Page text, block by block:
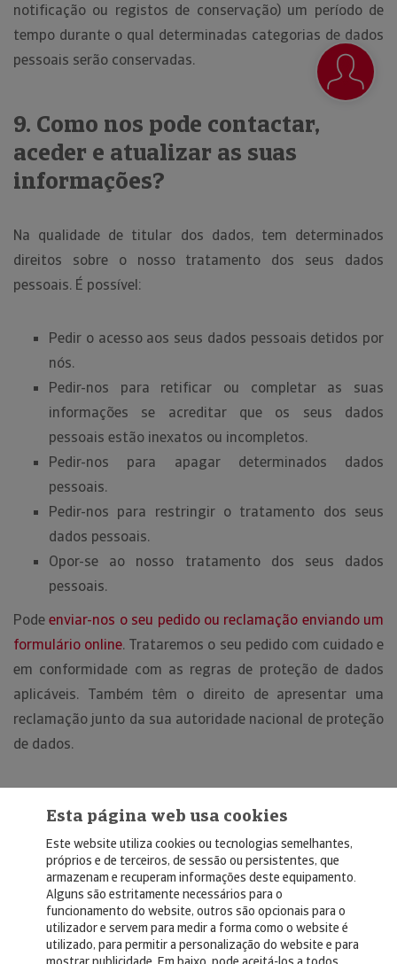
notificação ou registos de conservação) um período de
tempo durante o qual determinadas categorias de dados
pessoais serão conservadas.
9. Como nos pode contactar,
aceder e atualizar as suas
informações?
Na qualidade de titular dos dados, tem determinados
direitos sobre o nosso tratamento dos seus dados
pessoais. É possível:
Pedir o acesso aos seus dados pessoais detidos por
nós.
Pedir-nos para retificar ou completar as suas
informações se acreditar que os seus dados
pessoais estão inexatos ou incompletos.
Pedir-nos para apagar determinados dados
pessoais.
Pedir-nos para restringir o tratamento dos seus
dados pessoais.
Opor-se ao nosso tratamento dos seus dados
pessoais.
Podeenviar-nos o seu pedido ou reclamação enviando um
formulário online. Trataremos o seu pedido com cuidado e
em conformidade com as regras de proteção de dados
aplicáveis. Também têm o direito de apresentar uma
reclamação junto da sua autoridade nacional de proteção
de dados.
© Copyright 2026, Crédito y Caución
Aviso Legal
Esta página web usa cookies
Este website utiliza cookies ou tecnologias semelhantes,
próprios e de terceiros, de sessão ou persistentes, que
armazenam e recuperam informações deste equipamento.
Alguns são estritamente necessários para o
funcionamento do website, outros são opcionais para o
utilizador e servem para medir a forma como o website é
utilizado, para permitir a personalização do website e para